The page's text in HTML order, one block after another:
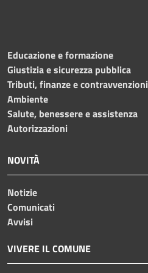
Educazione e formazione
Giustizia e sicurezza pubblica
Tributi, finanze e contravvenzioni
Ambiente
Salute, benessere e assistenza
Autorizzazioni
NOVITÀ
Notizie
Comunicati
Avvisi
VIVERE IL COMUNE